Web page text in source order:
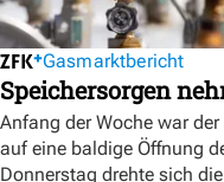
Gasmarktbericht
Speichersorgen
Anfang der Woche war
auf eine baldige Öffnung
Donnerstag drehte sich